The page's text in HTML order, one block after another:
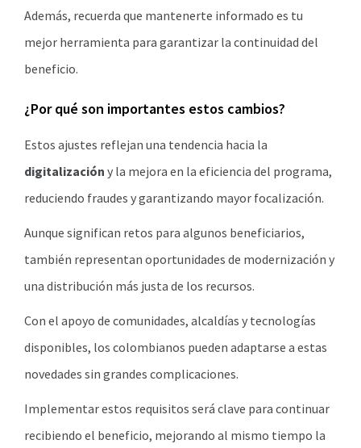
Además, recuerda que mantenerte informado es tu
mejor herramienta para garantizar la continuidad del
beneficio.
¿Por qué son importantes estos cambios?
Estos ajustes reflejan una tendencia hacia la
digitalización y la mejora en la eficiencia del programa,
reduciendo fraudes y garantizando mayor focalización.
Aunque significan retos para algunos beneficiarios,
también representan oportunidades de modernización y
una distribución más justa de los recursos.
Con el apoyo de comunidades, alcaldías y tecnologías
disponibles, los colombianos pueden adaptarse a estas
novedades sin grandes complicaciones.
Implementar estos requisitos será clave para continuar
recibiendo el beneficio, mejorando al mismo tiempo la